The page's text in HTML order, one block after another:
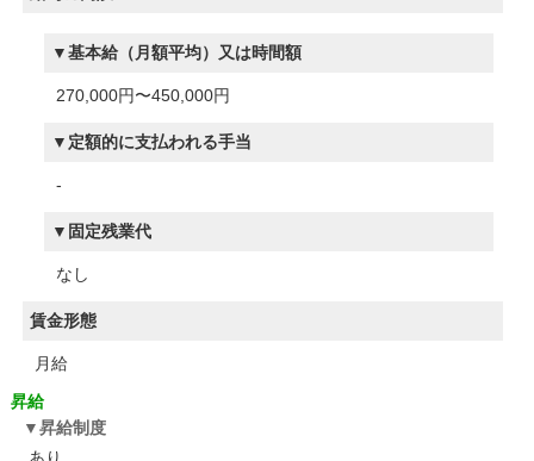
基本給（月額平均）又は時間額
270,000円〜450,000円
定額的に支払われる手当
-
固定残業代
なし
賃金形態
月給
昇給
昇給制度